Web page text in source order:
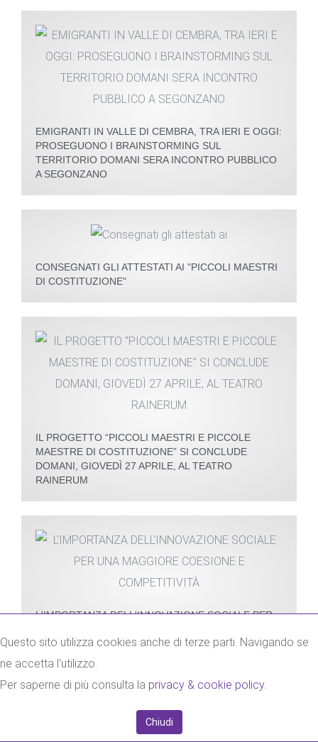
EMIGRANTI IN VALLE DI CEMBRA, TRA IERI E OGGI:
PROSEGUONO I BRAINSTORMING SUL
TERRITORIO DOMANI SERA INCONTRO PUBBLICO
A SEGONZANO
CONSEGNATI GLI ATTESTATI AI "PICCOLI MAESTRI
DI COSTITUZIONE"
IL PROGETTO “PICCOLI MAESTRI E PICCOLE
MAESTRE DI COSTITUZIONE” SI CONCLUDE
DOMANI, GIOVEDÌ 27 APRILE, AL TEATRO
RAINERUM
L'IMPORTANZA DELL'INNOVAZIONE SOCIALE PER
Questo sito utilizza cookies anche di terze parti. Navigando se
ne accetta l'utilizzo.
Per saperne di più consulta la privacy & cookie policy.
Chiudi